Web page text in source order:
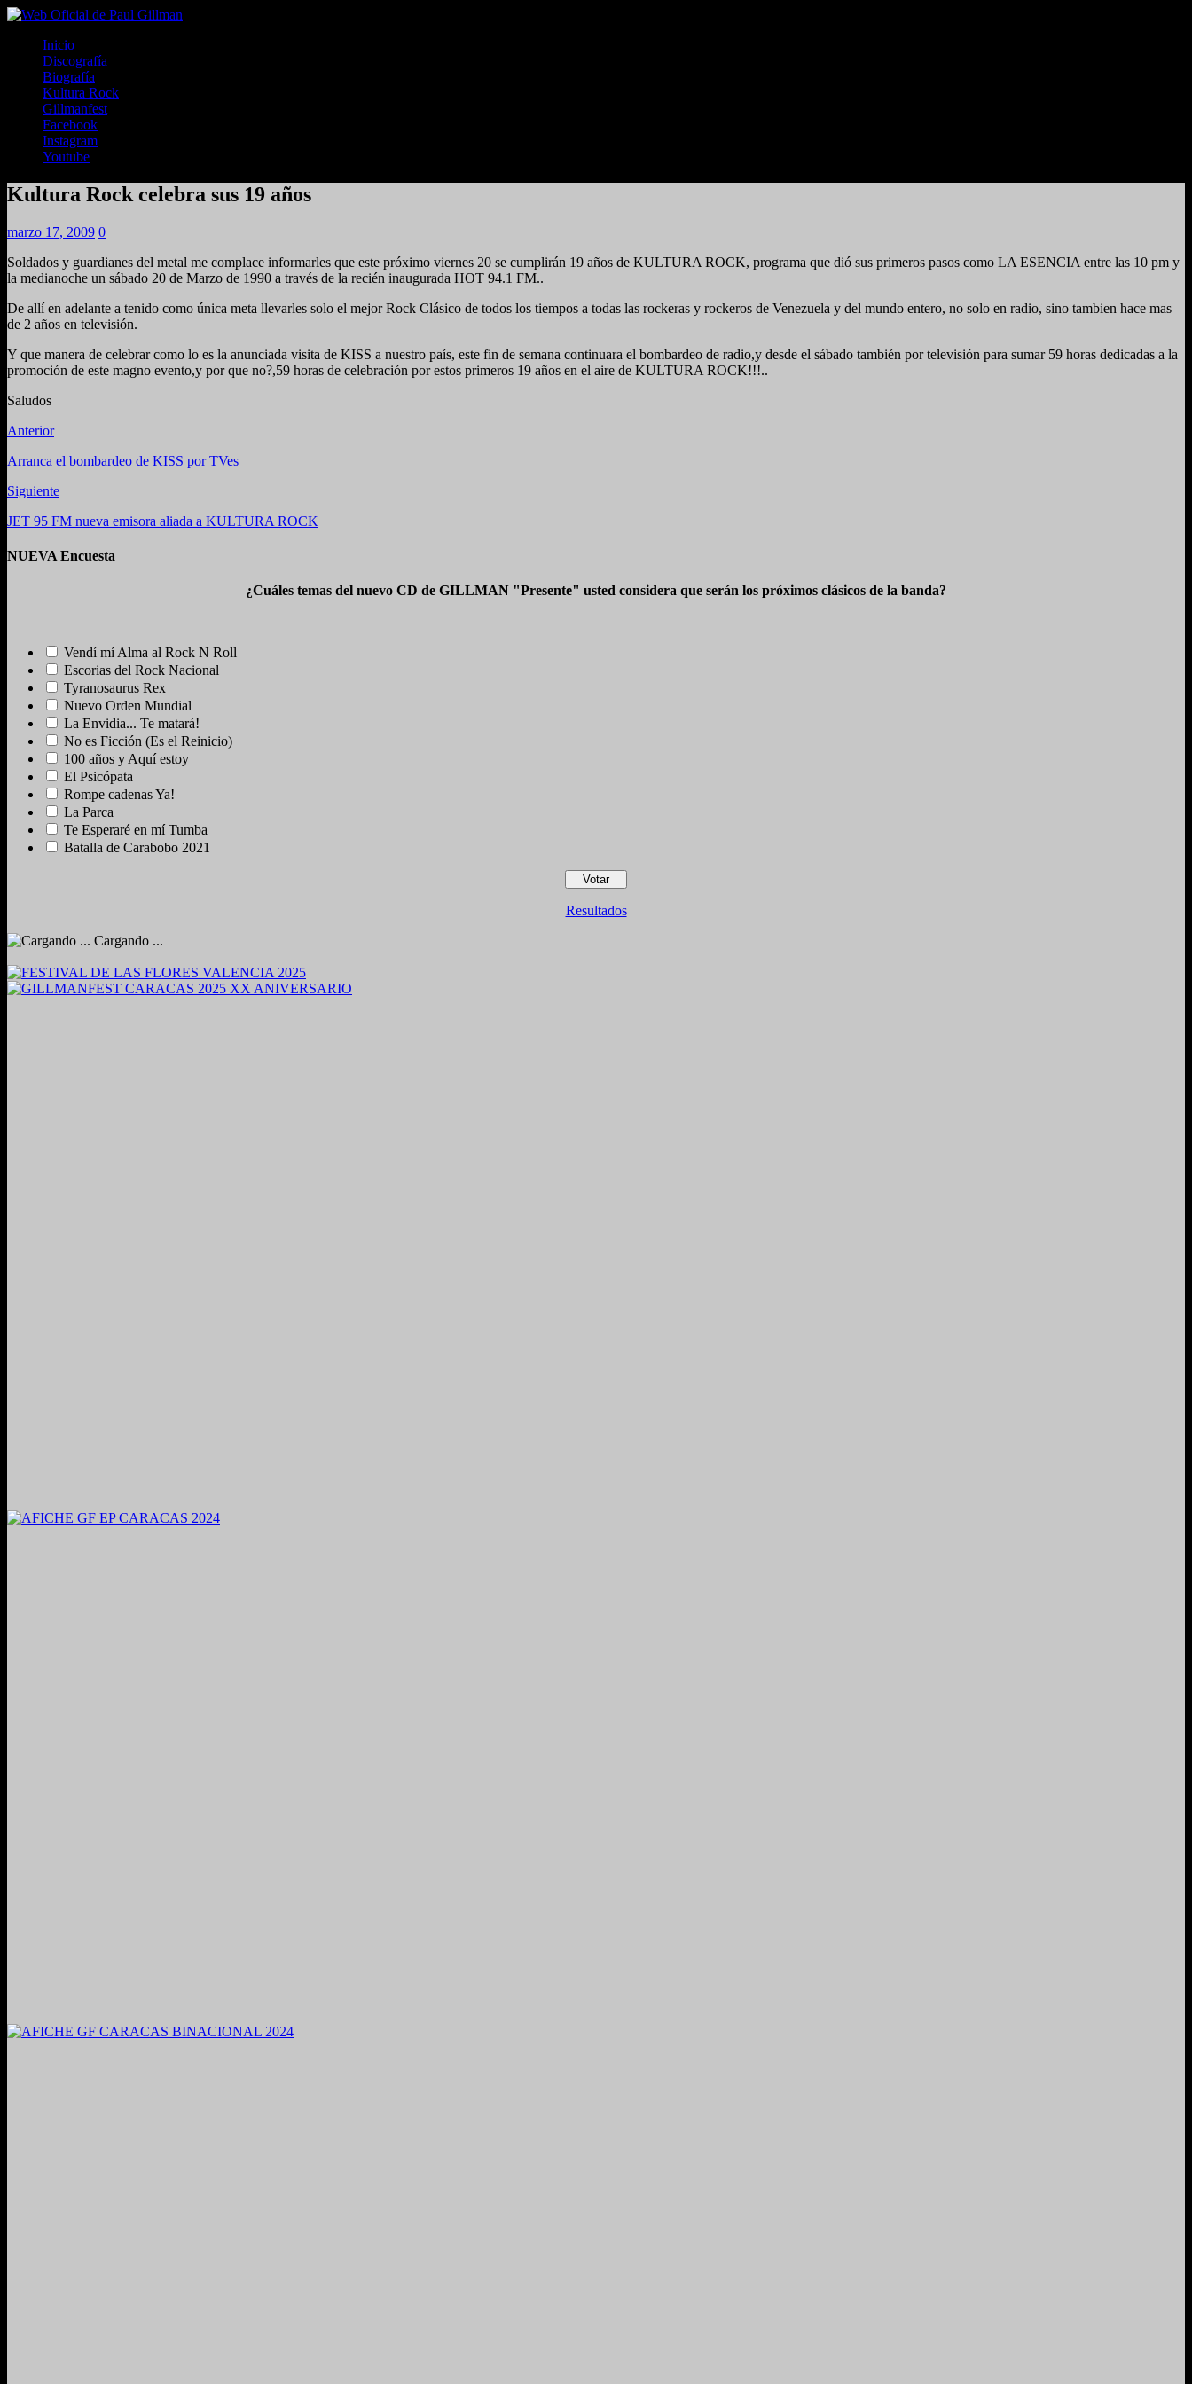
Inicio
Discografía
Biografía
Kultura Rock
Gillmanfest
Facebook
Instagram
Youtube
Kultura Rock celebra sus 19 años
marzo 17, 2009 0
Soldados y guardianes del metal me complace informarles que este próximo viernes 20 se cumplirán 19 años de KULTURA ROCK, programa que dió sus primeros pasos como LA ESENCIA entre las 10 pm y
la medianoche un sábado 20 de Marzo de 1990 a través de la recién inaugurada HOT 94.1 FM..
De allí en adelante a tenido como única meta llevarles solo el mejor Rock Clásico de todos los tiempos a todas las rockeras y rockeros de Venezuela y del mundo entero, no solo en radio, sino tambien hace mas
de 2 años en televisión.
Y que manera de celebrar como lo es la anunciada visita de KISS a nuestro país, este fin de semana continuara el bombardeo de radio,y desde el sábado también por televisión para sumar 59 horas dedicadas a la
promoción de este magno evento,y por que no?,59 horas de celebración por estos primeros 19 años en el aire de KULTURA ROCK!!!..
Saludos
Anterior
Arranca el bombardeo de KISS por TVes
Siguiente
JET 95 FM nueva emisora aliada a KULTURA ROCK
NUEVA Encuesta
¿Cuáles temas del nuevo CD de GILLMAN "Presente" usted considera que serán los próximos clásicos de la banda?
Vendí mí Alma al Rock N Roll
Escorias del Rock Nacional
Tyranosaurus Rex
Nuevo Orden Mundial
La Envidia... Te matará!
No es Ficción (Es el Reinicio)
100 años y Aquí estoy
El Psicópata
Rompe cadenas Ya!
La Parca
Te Esperaré en mí Tumba
Batalla de Carabobo 2021
Resultados
Cargando ...